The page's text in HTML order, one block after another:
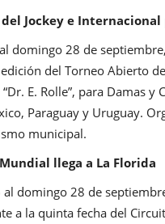
Jockey e Internacional
domingo 28 de
del Torneo Abierto
E. Rolle”, para Damas
Paraguay y Uruguay.
municipal.
llega a La Florida
domingo 28 de
a la quinta fecha del